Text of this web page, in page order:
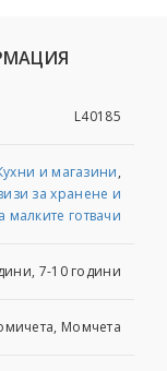
L40185
и магазини,
за хранене и
малките готвачи
7-10 години
Момчета